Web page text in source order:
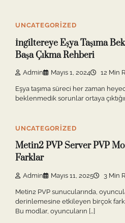
UNCATEGORIZED
İngiltereye Eşya Taşıma
Başa Çıkma Rehberi
Admin Mayıs 1, 2024 12 Min
Eşya taşıma süreci her zaman
beklenmedik sorunlar ortaya
UNCATEGORIZED
Metin2 PVP Server PVP
Farklar
Admin Mayıs 11, 2025 3 Min
Metin2 PVP sunucularında,
derinlemesine etkileyen birçok
Bu modlar, oyuncuların […]